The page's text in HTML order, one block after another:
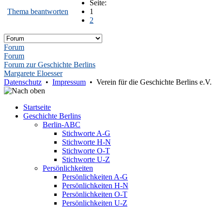
Thema beantworten
Seite:
1
2
Forum
Forum
Forum zur Geschichte Berlins
Margarete Eloesser
Datenschutz • Impressum • Verein für die Geschichte Berlins e.V.
Startseite
Geschichte Berlins
Berlin-ABC
Stichworte A-G
Stichworte H-N
Stichworte O-T
Stichworte U-Z
Persönlichkeiten
Persönlichkeiten A-G
Persönlichkeiten H-N
Persönlichkeiten O-T
Persönlichkeiten U-Z